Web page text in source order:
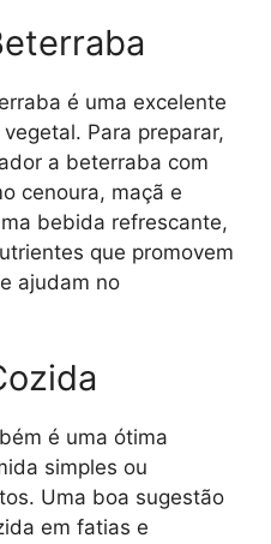
é uma excelente
Para preparar,
a beterraba com
cenoura, maçã e
bebida refrescante,
que promovem
ajudam no
é uma ótima
simples ou
Uma boa sugestão
em fatias e